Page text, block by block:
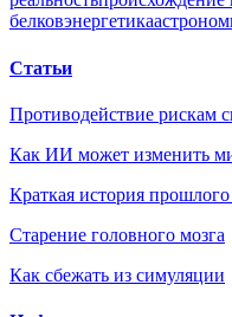
белковэнергетика
Статьи
Противодействие рискам
Как ИИ может изменить
Краткая история
Старение головного мозга
Как сбежать из симуляции